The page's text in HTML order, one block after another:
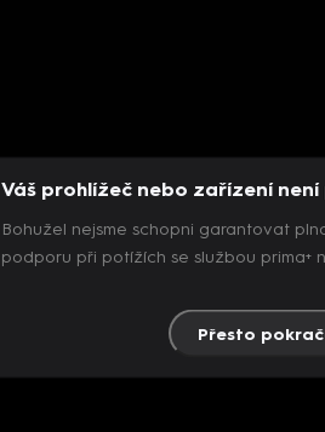
Váš prohlížeč nebo zařízení
Bohužel nejsme schopni garantovat
podporu při potížích se službou prima+
Přesto